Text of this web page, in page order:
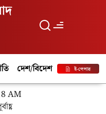
দেশ/বিদেশ পর্যটনই-পেপার
AM